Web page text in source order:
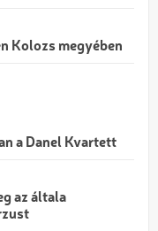
Kolozs megyében
a Danel Kvartett
az általa